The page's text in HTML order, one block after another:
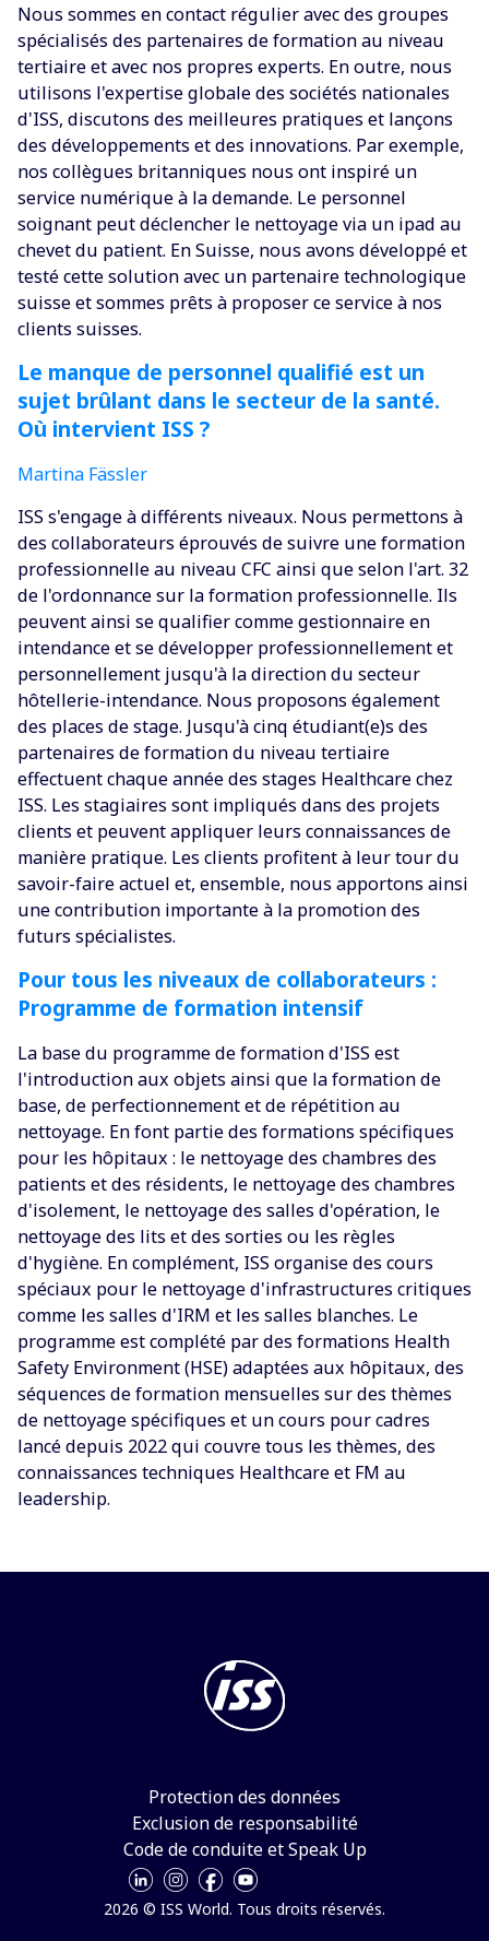
Nous sommes en contact régulier avec des groupes
spécialisés des partenaires de formation au niveau
tertiaire et avec nos propres experts. En outre, nous
utilisons l'expertise globale des sociétés nationales
d'ISS, discutons des meilleures pratiques et lançons
des développements et des innovations. Par exemple,
nos collègues britanniques nous ont inspiré un
service numérique à la demande. Le personnel
soignant peut déclencher le nettoyage via un ipad au
chevet du patient. En Suisse, nous avons développé et
testé cette solution avec un partenaire technologique
suisse et sommes prêts à proposer ce service à nos
clients suisses.
Le manque de personnel qualifié est un
sujet brûlant dans le secteur de la santé.
Où intervient ISS ?
Martina Fässler
ISS s'engage à différents niveaux. Nous permettons à
des collaborateurs éprouvés de suivre une formation
professionnelle au niveau CFC ainsi que selon l'art. 32
de l'ordonnance sur la formation professionnelle. Ils
peuvent ainsi se qualifier comme gestionnaire en
intendance et se développer professionnellement et
personnellement jusqu'à la direction du secteur
hôtellerie-intendance. Nous proposons également
des places de stage. Jusqu'à cinq étudiant(e)s des
partenaires de formation du niveau tertiaire
effectuent chaque année des stages Healthcare chez
ISS. Les stagiaires sont impliqués dans des projets
clients et peuvent appliquer leurs connaissances de
manière pratique. Les clients profitent à leur tour du
savoir-faire actuel et, ensemble, nous apportons ainsi
une contribution importante à la promotion des
futurs spécialistes.
Pour tous les niveaux de collaborateurs :
Programme de formation intensif
‍La base du programme de formation d'ISS est
l'introduction aux objets ainsi que la formation de
base, de perfectionnement et de répétition au
nettoyage. En font partie des formations spécifiques
pour les hôpitaux : le nettoyage des chambres des
patients et des résidents, le nettoyage des chambres
d'isolement, le nettoyage des salles d'opération, le
nettoyage des lits et des sorties ou les règles
d'hygiène. En complément, ISS organise des cours
spéciaux pour le nettoyage d'infrastructures critiques
comme les salles d'IRM et les salles blanches. Le
programme est complété par des formations Health
Safety Environment (HSE) adaptées aux hôpitaux, des
séquences de formation mensuelles sur des thèmes
de nettoyage spécifiques et un cours pour cadres
lancé depuis 2022 qui couvre tous les thèmes, des
connaissances techniques Healthcare et FM au
leadership.
2026 © ISS World. Tous droits réservés.
Protection des données
Exclusion de responsabilité
Code de conduite et Speak Up